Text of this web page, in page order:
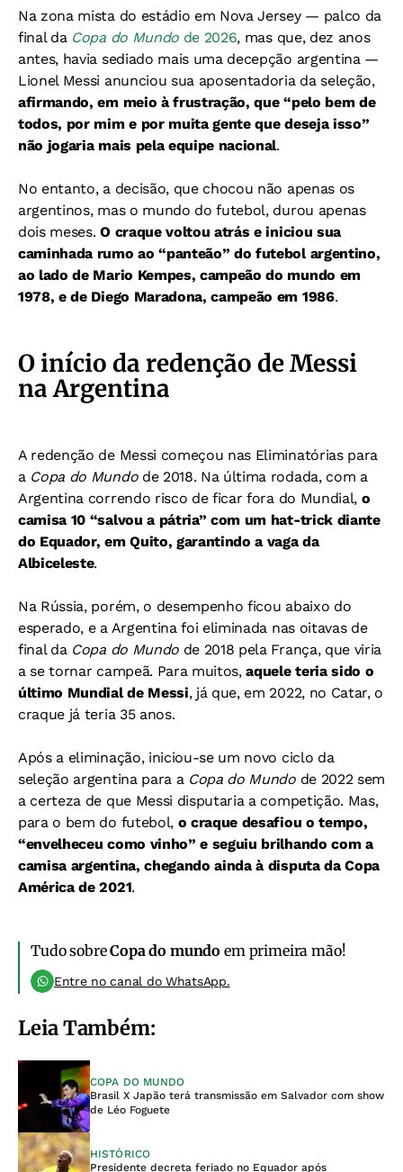
Na zona mista do estádio em Nova Jersey — palco da
final da Copa do Mundode 2026, mas que, dez anos
antes, havia sediado mais uma decepção argentina —
Lionel Messi anunciou sua aposentadoria da seleção,
afirmando, em meio à frustração, que “pelo bem de
todos, por mim e por muita gente que deseja isso”
não jogaria mais pela equipe nacional.
No entanto, a decisão, que chocou não apenas os
argentinos, mas o mundo do futebol, durou apenas
dois meses.O craque voltou atrás e iniciou sua
caminhada rumo ao “panteão” do futebol argentino,
ao lado de Mario Kempes, campeão do mundo em
1978, e de Diego Maradona, campeão em 1986.
O início da redenção de Messi
na Argentina
A redenção de Messi começou nas Eliminatórias para
a Copa do Mundode 2018. Na última rodada, com a
Argentina correndo risco de ficar fora do Mundial, o
camisa 10 “salvou a pátria” com um hat-trick diante
do Equador, em Quito, garantindo a vaga da
Albiceleste.
Na Rússia, porém, o desempenho ficou abaixo do
esperado, e a Argentina foi eliminada nas oitavas de
final da Copa do Mundode 2018 pela França, que viria
a se tornar campeã. Para muitos,aquele teria sido o
último Mundial de Messi, já que, em 2022, no Catar, o
craque já teria 35 anos.
Após a eliminação, iniciou-se um novo ciclo da
seleção argentina para a Copa do Mundode 2022 sem
a certeza de que Messi disputaria a competição. Mas,
para o bem do futebol, o craque desafiou o tempo,
“envelheceu como vinho” e seguiu brilhando com a
camisa argentina, chegando ainda à disputa da Copa
América de 2021.
Tudo sobreCopa do mundo em primeira mão!
Entre no canal do WhatsApp.
Leia Também:
COPA DO MUNDO
Brasil X Japão terá transmissão em Salvador com show
de Léo Foguete
HISTÓRICO
Presidente decreta feriado no Equador após